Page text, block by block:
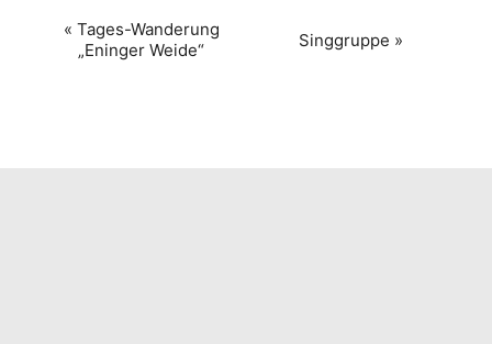
VERANSTALTUNG-
NAVIGATION
« Tages-Wanderung
„Eninger Weide“
Singgruppe »